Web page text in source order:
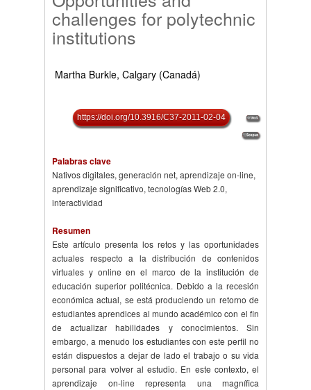
challenges for polytechnic
institutions
Martha Burkle, Calgary (Canadá)
https://doi.org/10.3916/C37-2011-02-04
Palabras clave
Nativos digitales, generación net, aprendizaje on-line,
aprendizaje significativo, tecnologías Web 2.0,
interactividad
Resumen
Este artículo presenta los retos y las oportunidades
actuales respecto a la distribución de contenidos
virtuales y online en el marco de la institución de
educación superior politécnica. Debido a la recesión
económica actual, se está produciendo un retorno de
estudiantes aprendices al mundo académico con el fin
de actualizar habilidades y conocimientos. Sin
embargo, a menudo los estudiantes con este perfil no
están dispuestos a dejar de lado el trabajo o su vida
personal para volver al estudio. En este contexto, el
aprendizaje on-line representa una magnífica